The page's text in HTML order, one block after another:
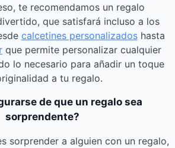
te recomendamos un regalo
que satisfará incluso a los
calcetines personalizadoshasta
que permite personalizar cualquier
lo necesario para añadir un toque
a tu regalo.
de que un regalo sea
sorprendente?
sorprender a alguien con un regalo,